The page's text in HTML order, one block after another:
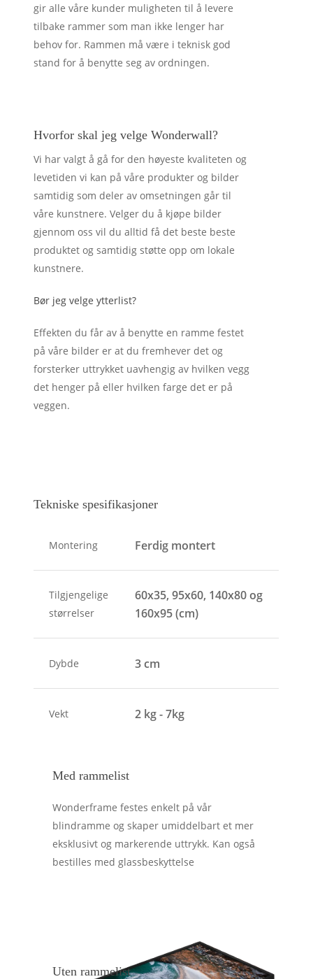
gir alle våre kunder muligheten til å levere
tilbake rammer som man ikke lenger har
behov for. Rammen må være i teknisk god
stand for å benytte seg av ordningen.
Hvorfor skal jeg velge Wonderwall?
Vi har valgt å gå for den høyeste kvaliteten og
levetiden vi kan på våre produkter og bilder
samtidig som deler av omsetningen går til
våre kunstnere. Velger du å kjøpe bilder
gjennom oss vil du alltid få det beste beste
produktet og samtidig støtte opp om lokale
kunstnere.
Bør jeg velge ytterlist?
Effekten du får av å benytte en ramme festet
på våre bilder er at du fremhever det og
forsterker uttrykket uavhengig av hvilken vegg
det henger på eller hvilken farge det er på
veggen.
Tekniske spesifikasjoner
Montering Ferdig montert
Tilgjengelige
størrelser
60x35, 95x60, 140x80 og
160x95 (cm)
Dybde 3 cm
Vekt 2 kg - 7kg
Med rammelist
Wonderframe festes enkelt på vår
blindramme og skaper umiddelbart et mer
eksklusivt og markerende uttrykk. Kan også
bestilles med glassbeskyttelse
Uten rammelist